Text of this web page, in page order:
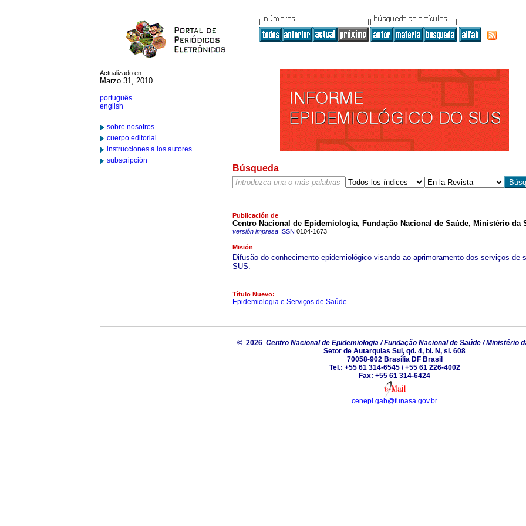
Actualizado en
Marzo 31, 2010
português
english
sobre nosotros
cuerpo editorial
instrucciones a los autores
subscripción
Búsqueda
Publicación de
Centro Nacional de Epidemiologia, Fundação Nacional de Saúde, Ministério da
versión impresaISSN 0104-1673
Misión
Difusão do conhecimento epidemiológico visando ao aprimoramento dos serviços de
SUS.
Título Nuevo:
Epidemiologia e Serviços de Saúde
© 2026 Centro Nacional de Epidemiologia / Fundação Nacional de Saúde / Ministério
Setor de Autarquias Sul, qd. 4, bl. N, sl. 608
70058-902 Brasília DF Brasil
Tel.: +55 61 314-6545 / +55 61 226-4002
Fax: +55 61 314-6424
cenepi.gab@funasa.gov.br